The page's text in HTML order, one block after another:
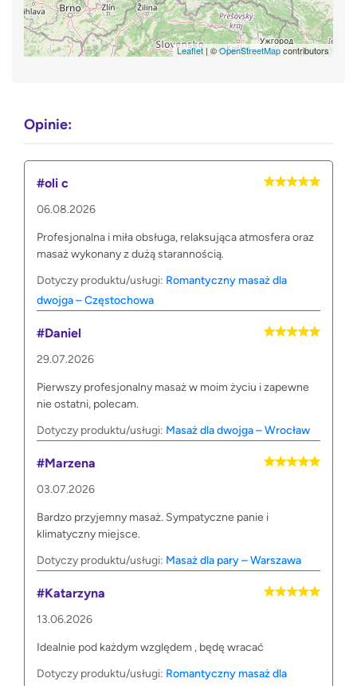
Leaflet | ©OpenStreetMapcontributors
Opinie:
#oli c
06.08.2026
Profesjonalna i miła obsługa, relaksująca atmosfera oraz
masaż wykonany z dużą starannością.
Dotyczy produktu/usługi: Romantyczny masaż dla
dwojga – Częstochowa
#Daniel
29.07.2026
Pierwszy profesjonalny masaż w moim życiu i zapewne
nie ostatni, polecam.
Dotyczy produktu/usługi: Masaż dla dwojga – Wrocław
#Marzena
03.07.2026
Bardzo przyjemny masaż. Sympatyczne panie i
klimatyczny miejsce.
Dotyczy produktu/usługi: Masaż dla pary – Warszawa
#Katarzyna
13.06.2026
Idealnie pod każdym względem , będę wracać
Dotyczy produktu/usługi: Romantyczny masaż dla